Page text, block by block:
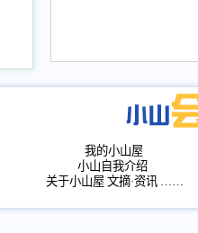
我的小山屋
小山自我介绍
关于小山屋 文摘·资讯 ……